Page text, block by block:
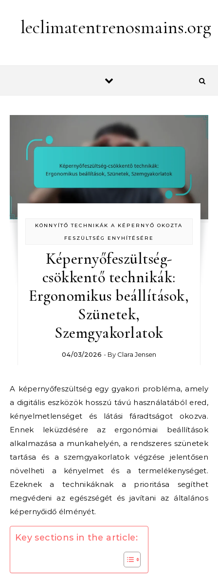
leclimatentrenosmains.org
KÖNNYÍTŐ TECHNIKÁK A KÉPERNYŐ OKOZTA
FESZÜLTSÉG ENYHÍTÉSÉRE
Képernyőfeszültség-
csökkentő technikák:
Ergonomikus beállítások,
Szünetek,
Szemgyakorlatok
04/03/2026 - By Clara Jensen
A képernyőfeszültség egy gyakori probléma, amely
a digitális eszközök hosszú távú használatából ered,
kényelmetlenséget és látási fáradtságot okozva.
Ennek leküzdésére az ergonómiai beállítások
alkalmazása a munkahelyén, a rendszeres szünetek
tartása és a szemgyakorlatok végzése jelentősen
növelheti a kényelmet és a termelékenységet.
Ezeknek a technikáknak a prioritása segíthet
megvédeni az egészségét és javítani az általános
képernyőidő élményét.
Key sections in the article: